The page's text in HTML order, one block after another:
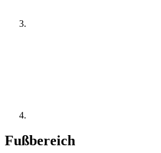
Fußbereich